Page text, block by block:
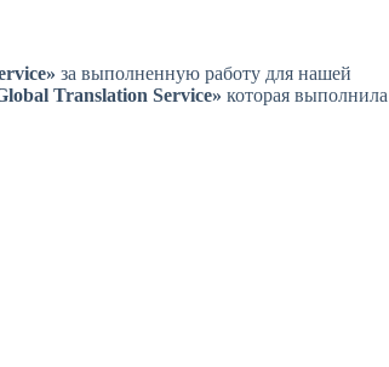
за выполненную работу для нашей
Translation Service» которая выполнила